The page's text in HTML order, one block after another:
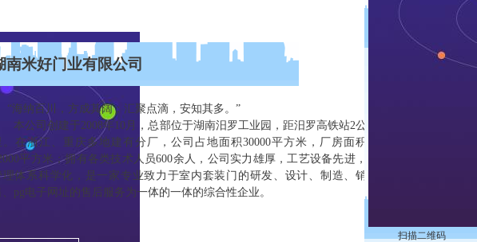
南米好门业有限公司
海纳百川，方成其阔；汇聚点滴，安知其多。”
公司创建于2008年10月，总部位于湖南汨罗工业园，距汨罗高铁站2公
。在浙江、重庆多地建有分厂，公司占地面积30000平方米，厂房面积
平方米；拥有各类技术人员600余人，公司实力雄厚，工艺设备先进，
理体系科学化，是一家专业致力于室内套装门的研发、设计、制造、销
、pg电子网址的售后服务为一体的一体的综合性企业。
扫描二维码